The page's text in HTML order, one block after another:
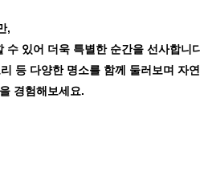
,
수 있어 더욱 특별한 순간을 선사합니
등 다양한 명소를 함께 둘러보며 자
경험해보세요.